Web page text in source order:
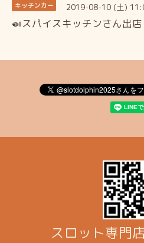
キッチンカー 2019-08-10 (土)
🍛スパイスキッチンさん出店
スロット専門